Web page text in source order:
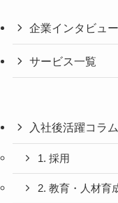
企業インタビュー
サービス一覧
入社後活躍コラム
1. 採用
2. 教育・人材育